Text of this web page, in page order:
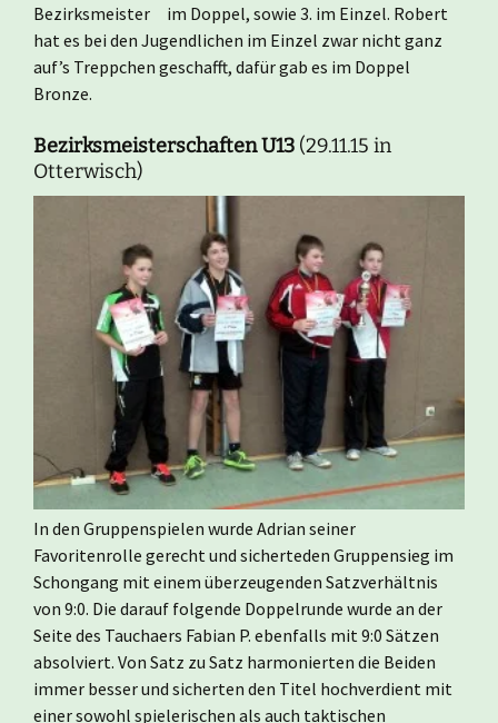
Bezirksmeister im Doppel, sowie 3. im Einzel. Robert
hat es bei den Jugendlichen im Einzel zwar nicht ganz
auf’s Treppchen geschafft, dafür gab es im Doppel
Bronze.
Bezirksmeisterschaften U13 (29.11.15 in
Otterwisch)
In den Gruppenspielen wurde Adrian seiner
Favoritenrolle gerecht und sicherteden Gruppensieg im
Schongang mit einem überzeugenden Satzverhältnis
von 9:0. Die darauf folgende Doppelrunde wurde an der
Seite des Tauchaers Fabian P. ebenfalls mit 9:0 Sätzen
absolviert. Von Satz zu Satz harmonierten die Beiden
immer besser und sicherten den Titel hochverdient mit
einer sowohl spielerischen als auch taktischen